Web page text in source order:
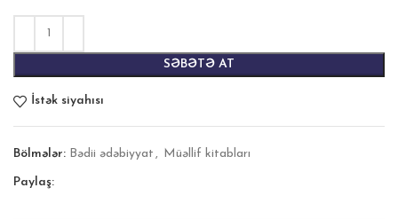
SƏBƏTƏ AT
İstək siyahısı
Bölmələr: Bədii ədəbiyyat , Müəllif kitabları
Paylaş: